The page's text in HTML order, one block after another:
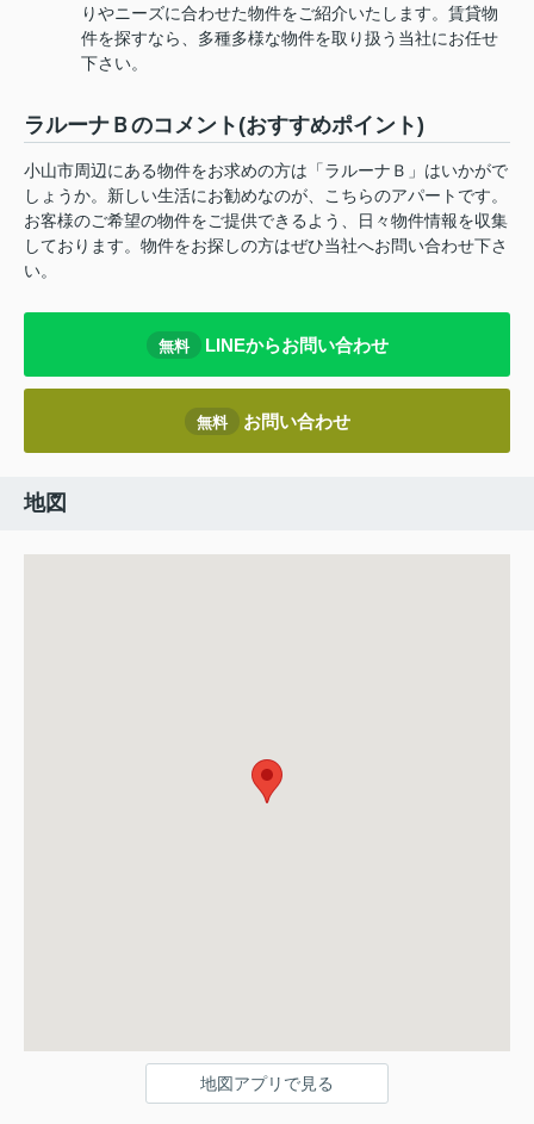
りやニーズに合わせた物件をご紹介いたします。賃貸物
件を探すなら、多種多様な物件を取り扱う当社にお任せ
下さい。
ラルーナＢのコメント(おすすめポイント)
小山市周辺にある物件をお求めの方は「ラルーナＢ」はいかがで
しょうか。新しい生活にお勧めなのが、こちらのアパートです。
お客様のご希望の物件をご提供できるよう、日々物件情報を収集
しております。物件をお探しの方はぜひ当社へお問い合わせ下さ
い。
無料 LINEからお問い合わせ
無料 お問い合わせ
地図
地図アプリで見る